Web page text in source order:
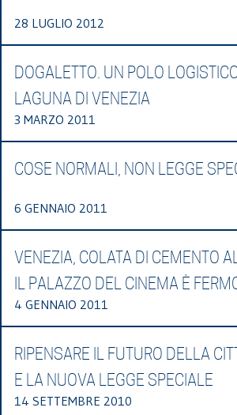
28 LUGLIO 2012
DOGALETTO. UN POLO
LAGUNA DI VENEZIA
3 MARZO 2011
COSE NORMALI, NON LEGGE
6 GENNAIO 2011
VENEZIA, COLATA DI CEMENTO
IL PALAZZO DEL CINEMA È
4 GENNAIO 2011
RIPENSARE IL FUTURO DELLA
E LA NUOVA LEGGE SPECIALE
14 SETTEMBRE 2010